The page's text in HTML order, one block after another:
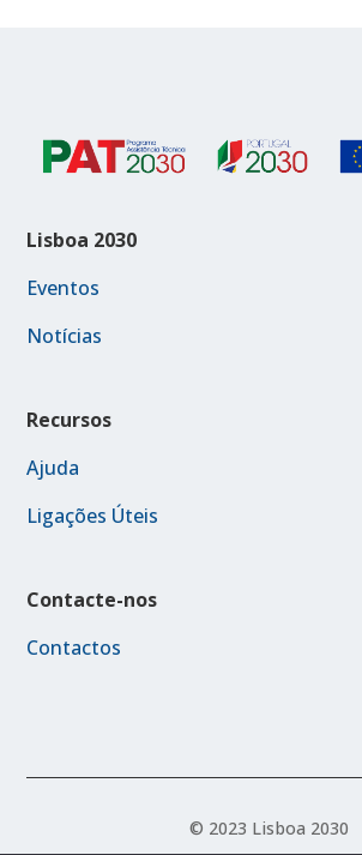
Lisboa 2030
Eventos
Notícias
Recursos
Ajuda
Ligações Úteis
Contacte-nos
Contactos
© 2023 Lisboa 2030